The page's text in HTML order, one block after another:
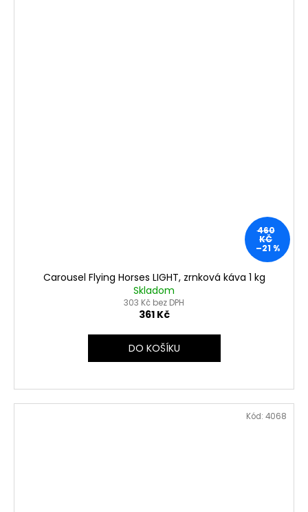
460
KČ
–21 %
Carousel Flying Horses LIGHT, zrnková káva 1 kg
Skladom
303 Kč bez DPH
361 Kč
DO KOŠÍKU
Kód: 4068